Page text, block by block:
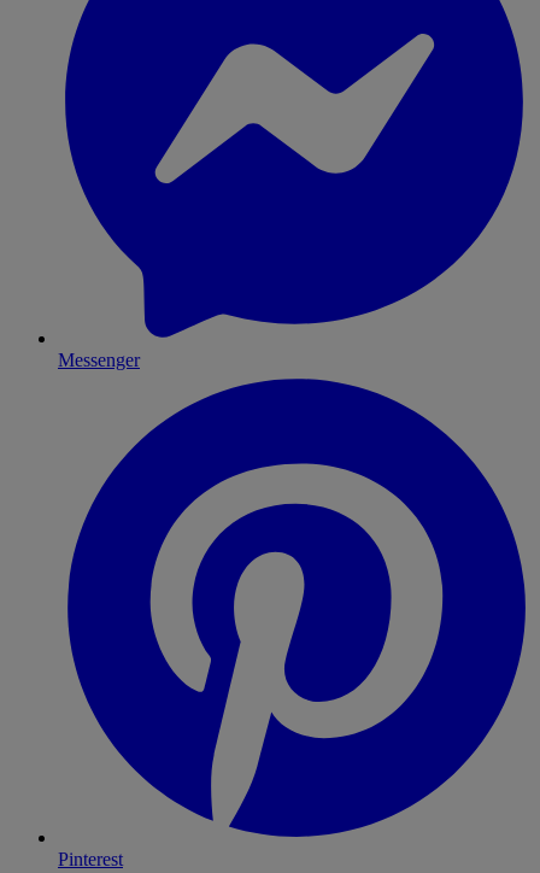
Messenger
Pinterest